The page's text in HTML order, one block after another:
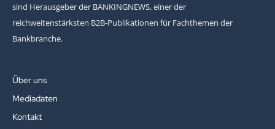
sind Herausgeber der BANKINGNEWS, einer der
reichweitenstärksten B2B-Publikationen für Fachthemen der
Bankbranche.
Über uns
Mediadaten
Kontakt